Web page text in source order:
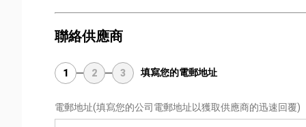
聯絡供應商
1 2 3 填寫您的電郵地址
電郵地址(填寫您的公司電郵地址以獲取供應商的迅速回覆)